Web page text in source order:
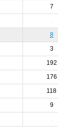
7
8
3
192
176
118
9